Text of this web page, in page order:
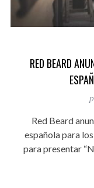
RED BEARD
Red Beard
española para
para presentar